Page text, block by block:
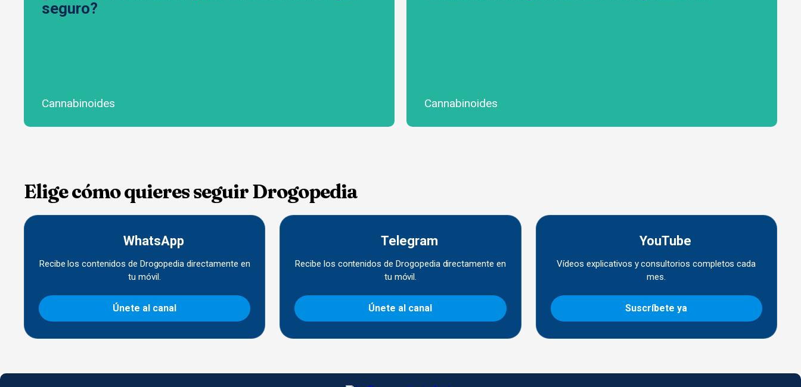
seguro?
Cannabinoides Cannabinoides
Elige cómo quieres seguir Drogopedia
WhatsApp
Recibe los contenidos de Drogopedia directamente en
tu móvil.
Únete al canal
Telegram
Recibe los contenidos de Drogopedia directamente en
tu móvil.
Únete al canal
YouTube
Vídeos explicativos y consultorios completos cada
mes.
Suscríbete ya